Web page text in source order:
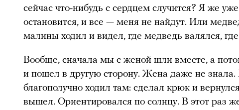
сейчас что-нибудь с сердцем случится? Я же
остановится, и все — меня не найдут. Или
малины ходил и видел, где медведь валялся,
Вообще, сначала мы с женой шли вместе, а
и пошел в другую сторону. Жена даже не
благополучно ходил там: сделал крюк и
вышел. Ориентировался по солнцу. В этот раз